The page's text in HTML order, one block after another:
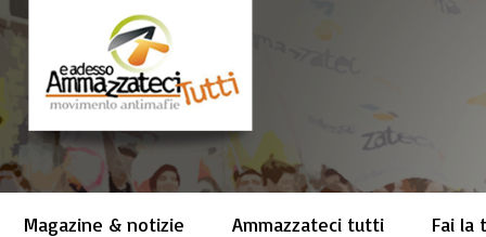
Magazine & notizie Ammazzateci tutti Fai la